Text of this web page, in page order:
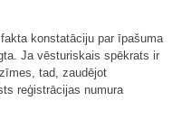
konstatāciju par īpašuma
Ja vēsturiskais spēkrats ir
tad, zaudējot
reģistrācijas numura